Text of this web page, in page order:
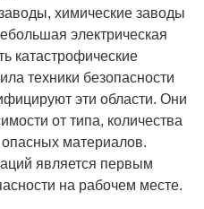
химические заводы
электрическая
катастрофические
техники безопасности
эти области. Они
от типа, количества
опасных материалов.
является первым
на рабочем месте.